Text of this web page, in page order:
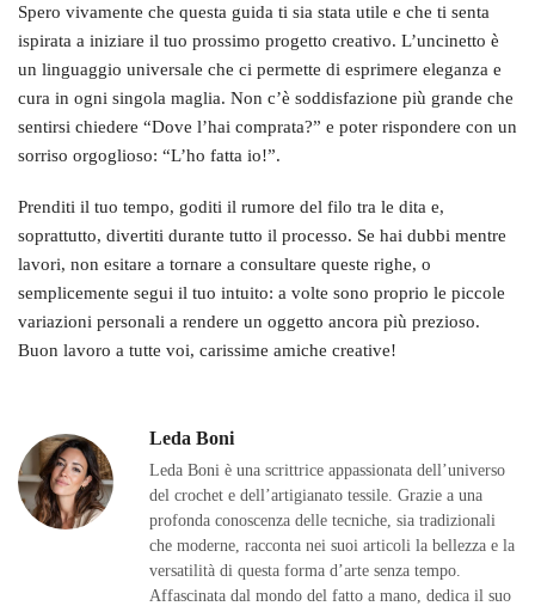
Spero vivamente che questa guida ti sia stata utile e che ti senta
ispirata a iniziare il tuo prossimo progetto creativo. L’uncinetto è
un linguaggio universale che ci permette di esprimere eleganza e
cura in ogni singola maglia. Non c’è soddisfazione più grande che
sentirsi chiedere “Dove l’hai comprata?” e poter rispondere con un
sorriso orgoglioso: “L’ho fatta io!”.
Prenditi il tuo tempo, goditi il rumore del filo tra le dita e,
soprattutto, divertiti durante tutto il processo. Se hai dubbi mentre
lavori, non esitare a tornare a consultare queste righe, o
semplicemente segui il tuo intuito: a volte sono proprio le piccole
variazioni personali a rendere un oggetto ancora più prezioso.
Buon lavoro a tutte voi, carissime amiche creative!
Leda Boni
Leda Boni è una scrittrice appassionata dell’universo
del crochet e dell’artigianato tessile. Grazie a una
profonda conoscenza delle tecniche, sia tradizionali
che moderne, racconta nei suoi articoli la bellezza e la
versatilità di questa forma d’arte senza tempo.
Affascinata dal mondo del fatto a mano, dedica il suo